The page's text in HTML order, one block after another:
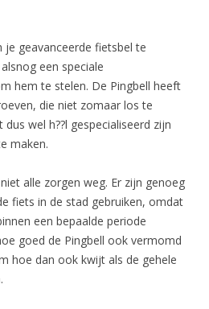
geavanceerde fietsbel te
een speciale
hem te stelen. De Pingbell heeft
die niet zomaar los te
wel h??l gespecialiseerd zijn
maken.
alle zorgen weg. Er zijn genoeg
fiets in de stad gebruiken, omdat
een bepaalde periode
goed de Pingbell ook vermomd
hoe dan ook kwijt als de gehele